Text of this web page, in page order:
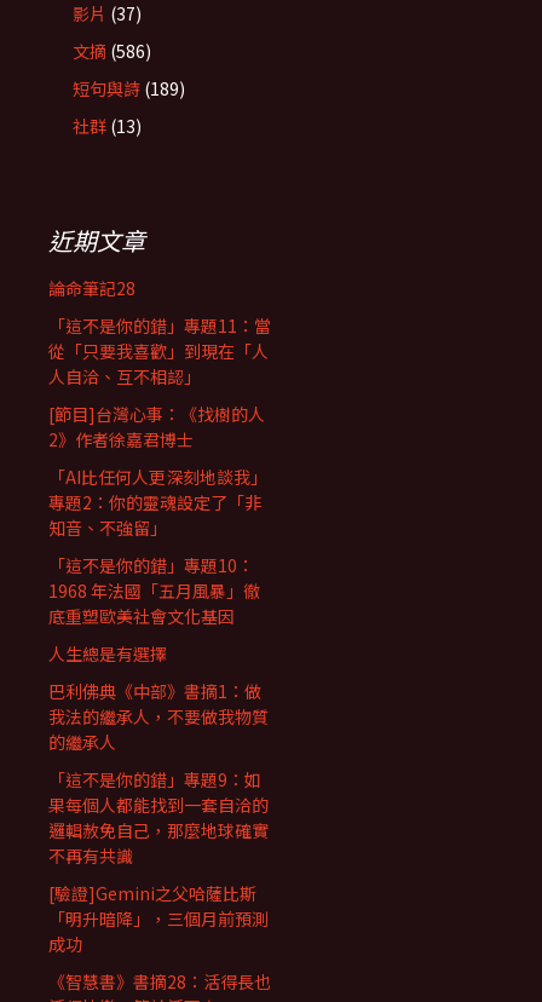
影片 (37)
文摘 (586)
短句與詩 (189)
社群 (13)
近期文章
論命筆記28
「這不是你的錯」專題11：當
從「只要我喜歡」到現在「人
人自洽、互不相認」
[節目]台灣心事：《找樹的人
2》作者徐嘉君博士
「AI比任何人更深刻地談我」
專題2：你的靈魂設定了「非
知音、不強留」
「這不是你的錯」專題10：
1968 年法國「五月風暴」徹
底重塑歐美社會文化基因
人生總是有選擇
巴利佛典《中部》書摘1：做
我法的繼承人，不要做我物質
的繼承人
「這不是你的錯」專題9：如
果每個人都能找到一套自洽的
邏輯赦免自己，那麼地球確實
不再有共識
[驗證]Gemini之父哈薩比斯
「明升暗降」，三個月前預測
成功
《智慧書》書摘28：活得長也